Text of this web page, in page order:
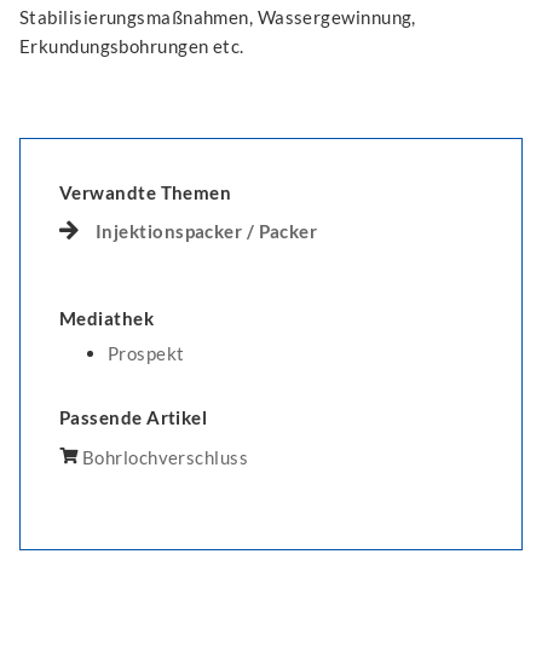
Stabilisierungsmaßnahmen, Wassergewinnung,
Erkundungsbohrungen etc.
Verwandte Themen
Injektionspacker / Packer
Mediathek
Prospekt
Passende Artikel
Bohrlochverschluss